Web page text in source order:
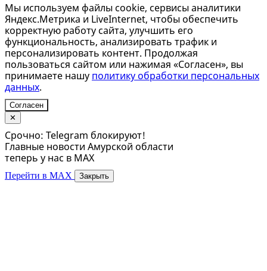
Мы используем файлы cookie, сервисы аналитики
Яндекс.Метрика и LiveInternet, чтобы обеспечить
корректную работу сайта, улучшить его
функциональность, анализировать трафик и
персонализировать контент. Продолжая
пользоваться сайтом или нажимая «Согласен», вы
принимаете нашу политику обработки персональных
данных.
Согласен
✕
Срочно: Telegram блокируют!
Главные новости Амурской области
теперь у нас в MAX
Перейти в MAX Закрыть